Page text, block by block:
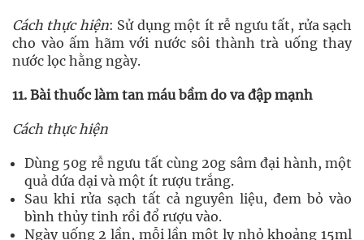
Cách thực hiện: Sử dụng một ít rễ ngưu tất, rửa sạch
cho vào ấm hãm với nước sôi thành trà uống thay
nước lọc hằng ngày.
11. Bài thuốc làm tan máu bầm do va đập mạnh
Cách thực hiện
Dùng 50g rễ ngưu tất cùng 20g sâm đại hành, một
quả dứa dại và một ít rượu trắng.
Sau khi rửa sạch tất cả nguyên liệu, đem bỏ vào
bình thủy tinh rồi đổ rượu vào.
Ngày uống 2 lần, mỗi lần một ly nhỏ khoảng 15ml